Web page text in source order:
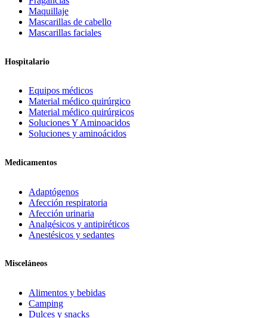
Maquillaje
Mascarillas de cabello
Mascarillas faciales
Hospitalario
Equipos médicos
Material médico quirúrgico
Material médico quirúrgicos
Soluciones Y Aminoacidos
Soluciones y aminoácidos
Medicamentos
Adaptógenos
Afección respiratoria
Afección urinaria
Analgésicos y antipiréticos
Anestésicos y sedantes
Misceláneos
Alimentos y bebidas
Camping
Dulces y snacks